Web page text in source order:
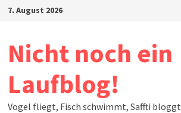
Zum7. August 2026
Nicht noch ein
Laufblog!
Vogel fliegt, Fisch schwimmt, Saffti bloggt